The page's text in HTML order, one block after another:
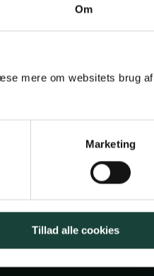
Om
mere om websitets brug af
Marketing
Tillad alle cookies